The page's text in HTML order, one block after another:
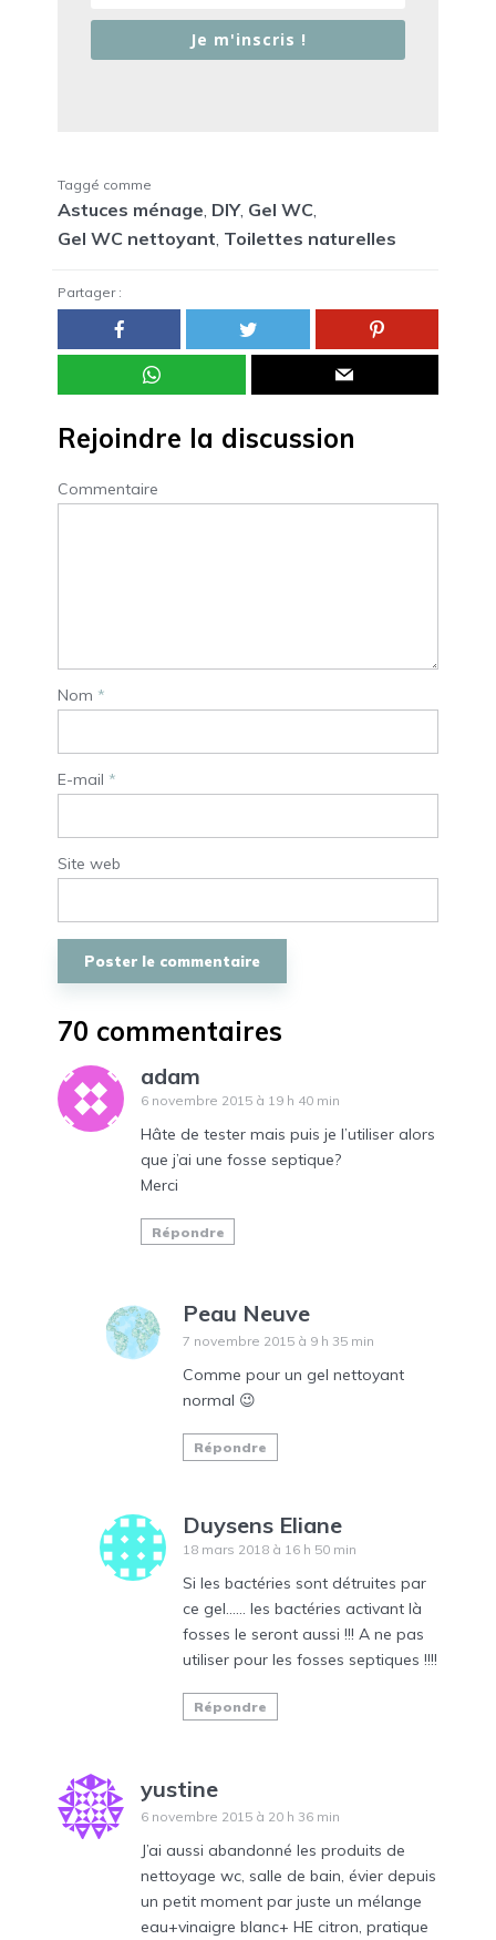
Je m'inscris !
Taggé comme
Astuces ménage, DIY, Gel WC,
Gel WC nettoyant, Toilettes naturelles
Partager :
Rejoindre la discussion
Commentaire
Nom *
E-mail *
Site web
70 commentaires
adam
6 novembre 2015 à 19 h 40 min
Hâte de tester mais puis je l’utiliser alors
que j’ai une fosse septique?
Merci
Répondre
Peau Neuve
7 novembre 2015 à 9 h 35 min
Comme pour un gel nettoyant
normal 😉
Répondre
Duysens Eliane
18 mars 2018 à 16 h 50 min
Si les bactéries sont détruites par
ce gel…… les bactéries activant là
fosses le seront aussi !!! A ne pas
utiliser pour les fosses septiques !!!!
Répondre
yustine
6 novembre 2015 à 20 h 36 min
J’ai aussi abandonné les produits de
nettoyage wc, salle de bain, évier depuis
un petit moment par juste un mélange
eau+vinaigre blanc+ HE citron, pratique